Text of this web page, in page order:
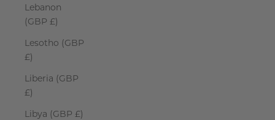
Lebanon
(GBP £)
Lesotho (GBP
£)
Liberia (GBP
£)
Libya (GBP £)